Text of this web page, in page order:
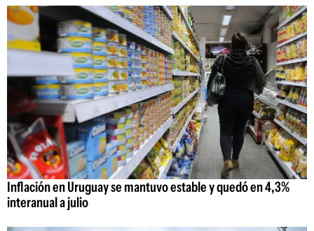
Inflación en Uruguay se mantuvo estable y quedó en 4,3%
interanual a julio